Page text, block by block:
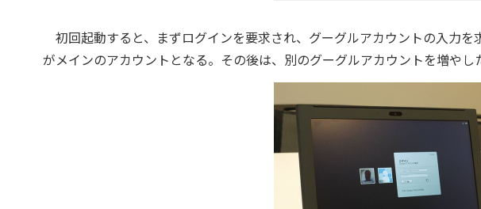
初回起動すると、まずログインを要求され、グーグルアカウントの入力
がメインのアカウントとなる。その後は、別のグーグルアカウントを増やし